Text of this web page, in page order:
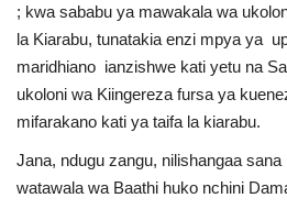
; kwa sababu ya mawakala wa
la Kiarabu, tunatakia enzi mpya ya
maridhiano ianzishwe kati yetu na
ukoloni wa Kiingereza fursa ya
mifarakano kati ya taifa la kiarabu.
Jana, ndugu zangu, nilishangaa
watawala wa Baathi huko nchini